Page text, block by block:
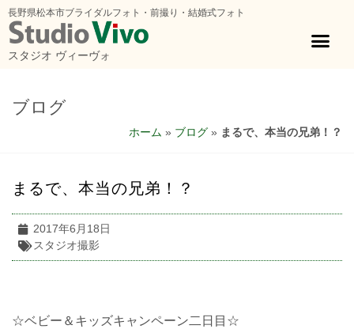
長野県松本市ブライダルフォト・前撮り・結婚式フォト
スタジオ ヴィーヴォ
ブログ
ホーム » ブログ » まるで、本当の兄弟！？
まるで、本当の兄弟！？
2017年6月18日
スタジオ撮影
☆ベビー＆キッズキャンペーン二日目☆